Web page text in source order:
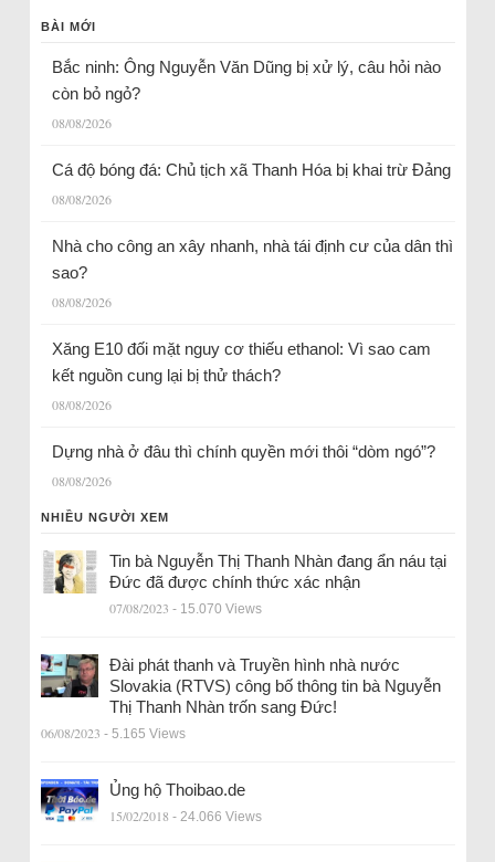
BÀI MỚI
Bắc ninh: Ông Nguyễn Văn Dũng bị xử lý, câu hỏi nào
còn bỏ ngỏ?
08/08/2026
Cá độ bóng đá: Chủ tịch xã Thanh Hóa bị khai trừ Đảng
08/08/2026
Nhà cho công an xây nhanh, nhà tái định cư của dân thì
sao?
08/08/2026
Xăng E10 đối mặt nguy cơ thiếu ethanol: Vì sao cam
kết nguồn cung lại bị thử thách?
08/08/2026
Dựng nhà ở đâu thì chính quyền mới thôi “dòm ngó”?
08/08/2026
NHIỀU NGƯỜI XEM
Tin bà Nguyễn Thị Thanh Nhàn đang ẩn náu tại
Đức đã được chính thức xác nhận
07/08/2023 - 15.070 Views
Đài phát thanh và Truyền hình nhà nước
Slovakia (RTVS) công bố thông tin bà Nguyễn
Thị Thanh Nhàn trốn sang Đức!
06/08/2023 - 5.165 Views
Ủng hộ Thoibao.de
15/02/2018 - 24.066 Views